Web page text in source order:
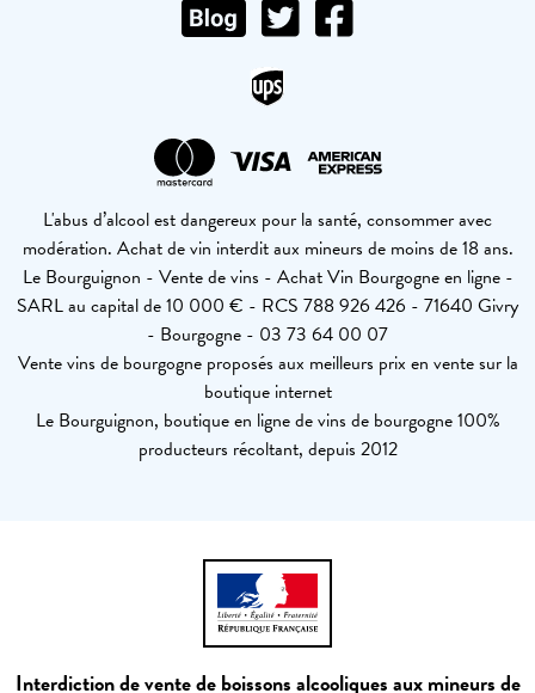
L'abus d’alcool est dangereux pour la santé, consommer avec
modération. Achat de vin interdit aux mineurs de moins de 18 ans.
Le Bourguignon - Vente de vins - Achat Vin Bourgogne en ligne -
SARL au capital de 10 000 € - RCS 788 926 426 - 71640 Givry
- Bourgogne - 03 73 64 00 07
Vente vins de bourgogne proposés aux meilleurs prix en vente sur la
boutique internet
Le Bourguignon, boutique en ligne de vins de bourgogne 100%
producteurs récoltant, depuis 2012
Interdiction de vente de boissons alcooliques aux mineurs de